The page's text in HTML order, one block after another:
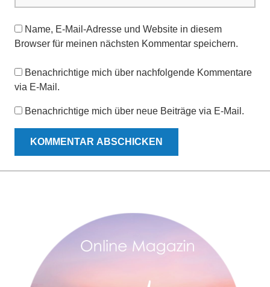
Name, E-Mail-Adresse und Website in diesem
Browser für meinen nächsten Kommentar speichern.
Benachrichtige mich über nachfolgende Kommentare
via E-Mail.
Benachrichtige mich über neue Beiträge via E-Mail.